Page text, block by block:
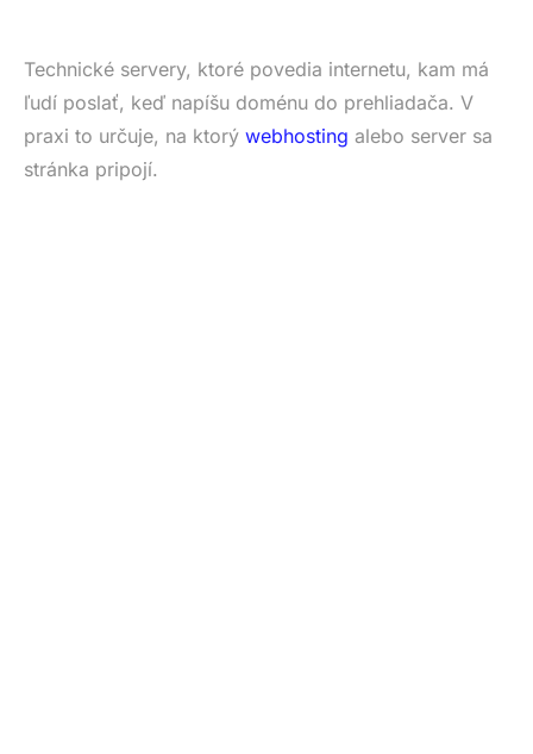
Technické servery, ktoré povedia internetu, kam má
ľudí poslať, keď napíšu doménu do prehliadača. V
praxi to určuje, na ktorý webhosting alebo server sa
stránka pripojí.